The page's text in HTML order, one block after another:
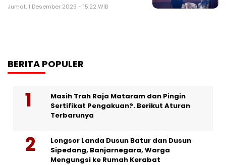
Jumat, 1 Desember 2023 - 15:22 WIB
BERITA POPULER
Masih Trah Raja Mataram dan Pingin
Sertifikat Pengakuan?. Berikut Aturan
Terbarunya
Longsor Landa Dusun Batur dan Dusun
Sipedang, Banjarnegara, Warga
Mengungsi ke Rumah Kerabat